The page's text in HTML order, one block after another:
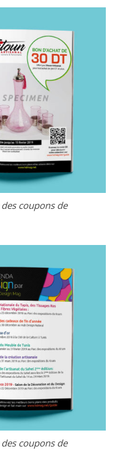
coupons de
coupons de